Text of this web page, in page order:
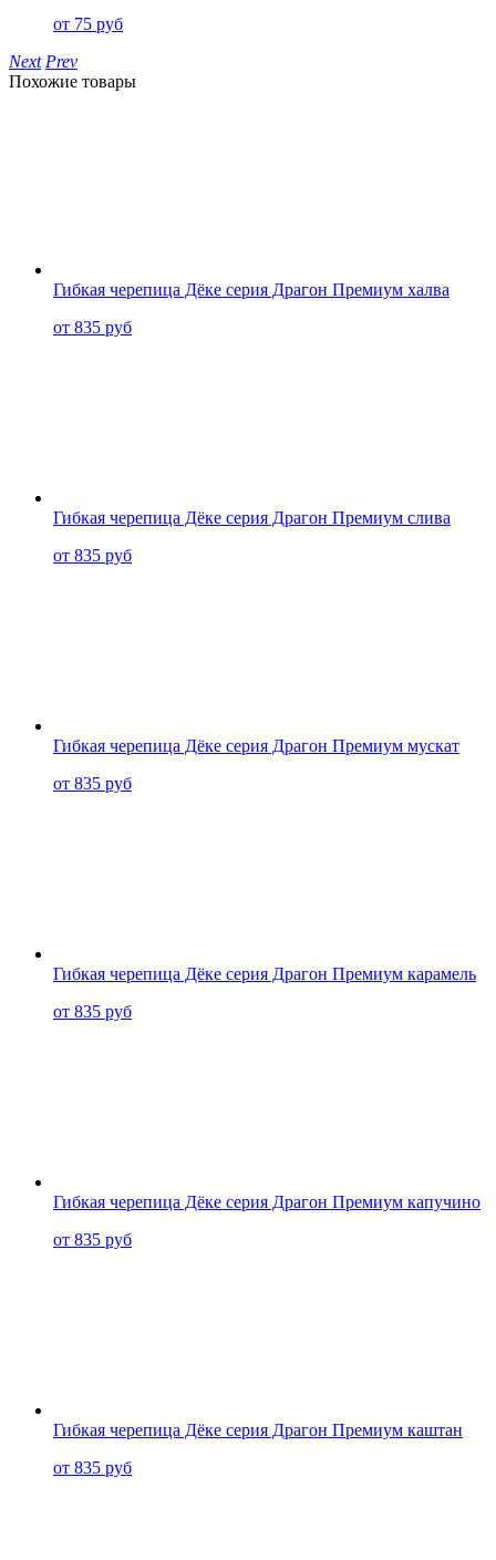
от 75 руб
Next Prev
Похожие товары
Гибкая черепица Дёке серия Драгон Премиум халва
от 835 руб
Гибкая черепица Дёке серия Драгон Премиум слива
от 835 руб
Гибкая черепица Дёке серия Драгон Премиум мускат
от 835 руб
Гибкая черепица Дёке серия Драгон Премиум карамель
от 835 руб
Гибкая черепица Дёке серия Драгон Премиум капучино
от 835 руб
Гибкая черепица Дёке серия Драгон Премиум каштан
от 835 руб